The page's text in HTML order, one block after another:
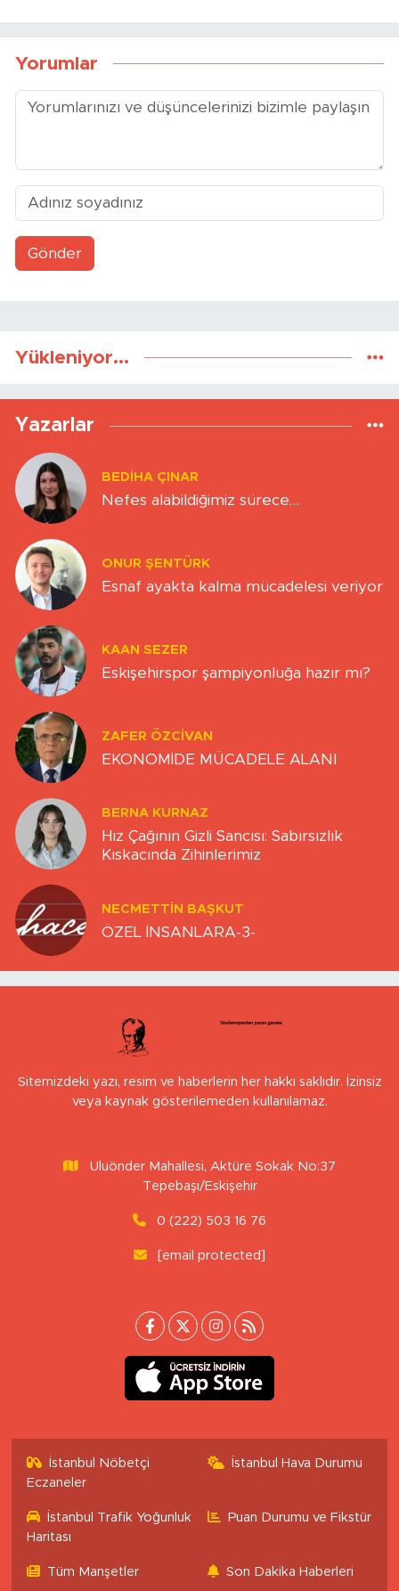
Yorumlar
Gönder
Yükleniyor...
Yazarlar
BEDIHA ÇINAR
Nefes alabildiğimiz sürece…
ONUR ŞENTÜRK
Esnaf ayakta kalma mücadelesi veriyor
KAAN SEZER
Eskişehirspor şampiyonluğa hazır mı?
ZAFER ÖZCIVAN
EKONOMİDE MÜCADELE ALANI
BERNA KURNAZ
Hız Çağının Gizli Sancısı: Sabırsızlık
Kıskacında Zihinlerimiz
NECMETTIN BAŞKUT
ÖZEL İNSANLARA-3-
Sitemizdeki yazı, resim ve haberlerin her hakkı saklıdır. İzinsiz
veya kaynak gösterilemeden kullanılamaz.
Uluönder Mahallesi, Aktüre Sokak No:37
Tepebaşı/Eskişehir
0 (222) 503 16 76
[email protected]
İstanbul Nöbetçi
Eczaneler
İstanbul Hava Durumu
İstanbul Trafik Yoğunluk
Haritası
Puan Durumu ve Fikstür
Tüm Manşetler Son Dakika Haberleri